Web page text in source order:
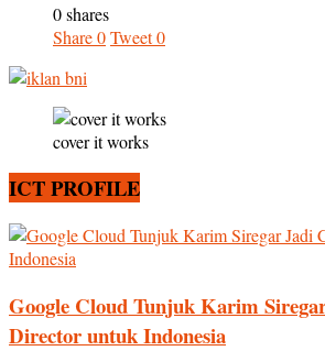
0 shares
Share0Tweet0
cover it works
ICT PROFILE
Google Cloud Tunjuk Karim
Director untuk Indonesia